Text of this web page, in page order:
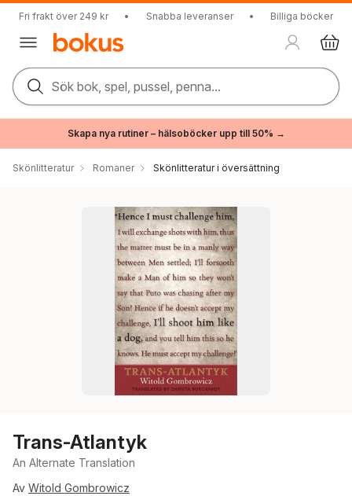
Fri frakt över 249 kr • Snabba leveranser • Billiga böcker
Sök bok, spel, pussel, penna...
Skapa nya rutiner – hälsoböcker upp till 50% →
Skönlitteratur Romaner Skönlitteratur i översättning
Trans-Atlantyk
An Alternate Translation
Av Witold Gombrowicz